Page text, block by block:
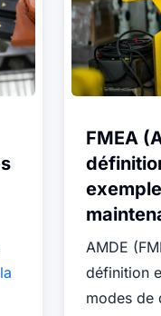
FMEA
AMDE
définition
modes de